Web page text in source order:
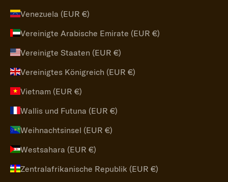
Venezuela (EUR €)
Vereinigte Arabische Emirate (EUR €)
Vereinigte Staaten (EUR €)
Vereinigtes Königreich (EUR €)
Vietnam (EUR €)
Wallis und Futuna (EUR €)
Weihnachtsinsel (EUR €)
Westsahara (EUR €)
Zentralafrikanische Republik (EUR €)